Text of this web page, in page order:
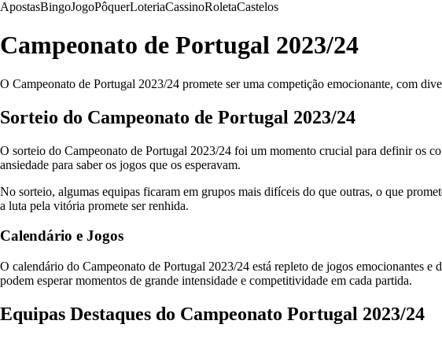
ApostasBingoJogoPôquerLoteriaCassinoRoletaCastelos
Campeonato de Portugal 2023/24
O Campeonato de Portugal 2023/24 promete ser uma competição emocionante, com
Sorteio do Campeonato de Portugal 2023/24
O sorteio do Campeonato de Portugal 2023/24 foi um momento crucial para definir os
ansiedade para saber os jogos que os esperavam.
No sorteio, algumas equipas ficaram em grupos mais difíceis do que outras, o que
a luta pela vitória promete ser renhida.
Calendário e Jogos
O calendário do Campeonato de Portugal 2023/24 está repleto de jogos emocionantes
podem esperar momentos de grande intensidade e competitividade em cada partida.
Equipas Destaques do Campeonato Portugal 2023/24